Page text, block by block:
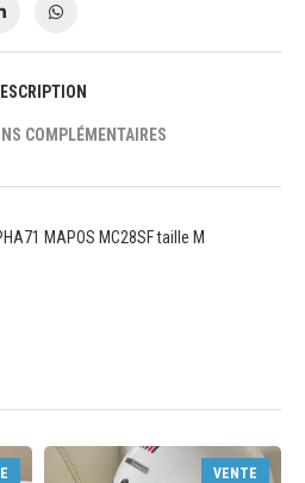
COMPLÉMENTAIRES
MAPOS MC28SF taille M
VENTE